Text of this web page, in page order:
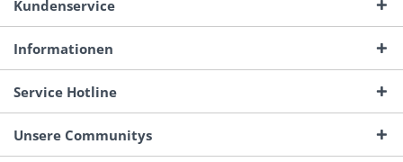
Kundenservice
Informationen
Service Hotline
Unsere Communitys